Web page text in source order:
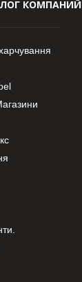
КОМПАНИЙ